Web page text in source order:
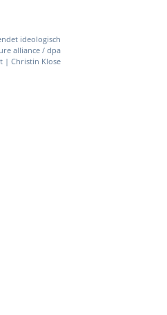
ideologisch
alliance / dpa
| Christin Klose